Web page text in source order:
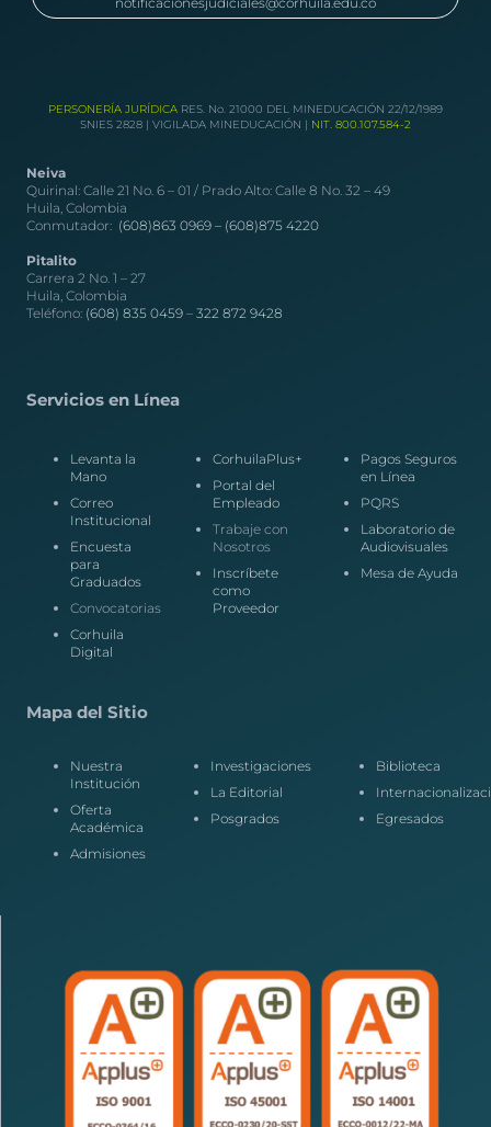
PERSONERÍA JURÍDICA RES. No. 21000 DEL MINEDUCACIÓN 22/12/1989
SNIES 2828 | VIGILADA MINEDUCACIÓN | NIT. 800.107.584-2
Neiva
Quirinal: Calle 21 No. 6 – 01 / Prado Alto: Calle 8 No. 32 – 49
Huila, Colombia
Conmutador: (608)863 0969 – (608)875 4220
Pitalito
Carrera 2 No. 1 – 27
Huila, Colombia
Teléfono: (608) 835 0459 – 322 872 9428
Servicios en Línea
Levanta la
Mano
Correo
Institucional
Encuesta
para
Graduados
Convocatorias
Corhuila
Digital
CorhuilaPlus+
Portal del
Empleado
Trabaje con
Nosotros
Inscríbete
como
Proveedor
Pagos Seguros
en Línea
PQRS
Laboratorio de
Audiovisuales
Mesa de Ayuda
Mapa del Sitio
Nuestra
Institución
Oferta
Académica
Admisiones
Investigaciones
La Editorial
Posgrados
Biblioteca
Egresados